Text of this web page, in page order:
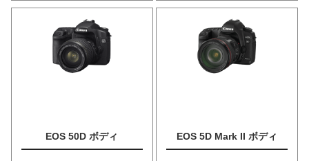
EOS 50D ボディ EOS 5D Mark II ボディ